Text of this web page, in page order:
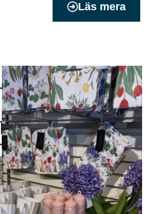
Läs mera